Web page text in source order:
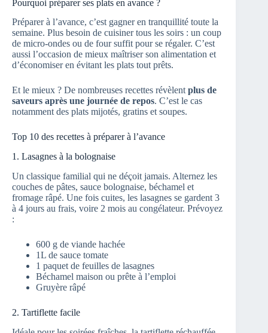
Pourquoi préparer ses plats en avance ?
Préparer à l’avance, c’est gagner en tranquillité toute la
semaine. Plus besoin de cuisiner tous les soirs : un coup
de micro-ondes ou de four suffit pour se régaler. C’est
aussi l’occasion de mieux maîtriser son alimentation et
d’économiser en évitant les plats tout prêts.
Et le mieux ? De nombreuses recettes révèlent plus de
saveurs après une journée de repos. C’est le cas
notamment des plats mijotés, gratins et soupes.
Top 10 des recettes à préparer à l’avance
1. Lasagnes à la bolognaise
Un classique familial qui ne déçoit jamais. Alternez les
couches de pâtes, sauce bolognaise, béchamel et
fromage râpé. Une fois cuites, les lasagnes se gardent 3
à 4 jours au frais, voire 2 mois au congélateur. Prévoyez
:
600 g de viande hachée
1L de sauce tomate
1 paquet de feuilles de lasagnes
Béchamel maison ou prête à l’emploi
Gruyère râpé
2. Tartiflette facile